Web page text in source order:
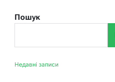
Пошук
Недавні записи